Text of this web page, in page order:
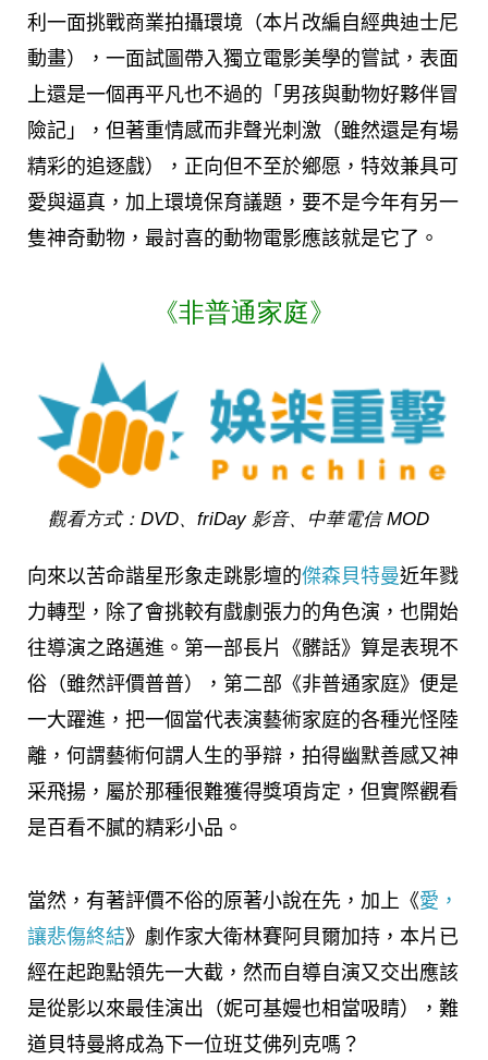
利一面挑戰商業拍攝環境（本片改編自經典迪士尼
動畫），一面試圖帶入獨立電影美學的嘗試，表面
上還是一個再平凡也不過的「男孩與動物好夥伴冒
險記」，但著重情感而非聲光刺激（雖然還是有場
精彩的追逐戲），正向但不至於鄉愿，特效兼具可
愛與逼真，加上環境保育議題，要不是今年有另一
隻神奇動物，最討喜的動物電影應該就是它了。
《非普通家庭》
觀看方式：DVD、friDay 影音、中華電信 MOD
向來以苦命諧星形象走跳影壇的傑森貝特曼近年戮
力轉型，除了會挑較有戲劇張力的角色演，也開始
往導演之路邁進。第一部長片《髒話》算是表現不
俗（雖然評價普普），第二部《非普通家庭》便是
一大躍進，把一個當代表演藝術家庭的各種光怪陸
離，何謂藝術何謂人生的爭辯，拍得幽默善感又神
采飛揚，屬於那種很難獲得獎項肯定，但實際觀看
是百看不膩的精彩小品。
當然，有著評價不俗的原著小說在先，加上《愛，
讓悲傷終結》劇作家大衛林賽阿貝爾加持，本片已
經在起跑點領先一大截，然而自導自演又交出應該
是從影以來最佳演出（妮可基嫚也相當吸睛），難
道貝特曼將成為下一位班艾佛列克嗎？